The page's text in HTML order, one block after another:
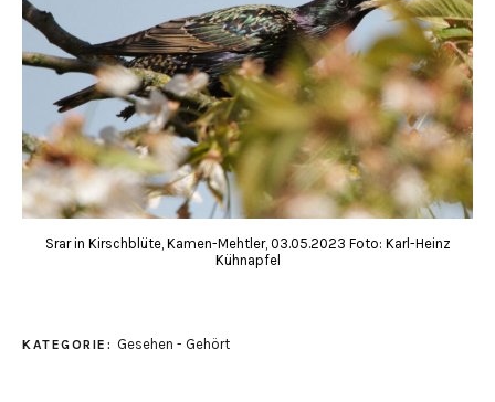
Srar in Kirschblüte, Kamen-Mehtler, 03.05.2023 Foto: Karl-Heinz
Kühnapfel
KATEGORIE: Gesehen - Gehört